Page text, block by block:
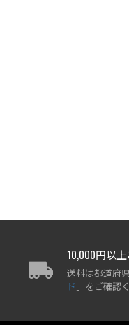
10,000円以
送料は都道府
ド 」をご確認